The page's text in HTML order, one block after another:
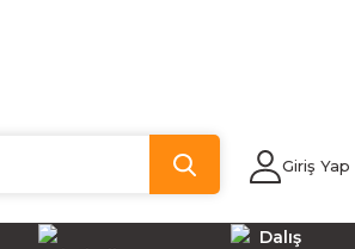
Giriş Yap